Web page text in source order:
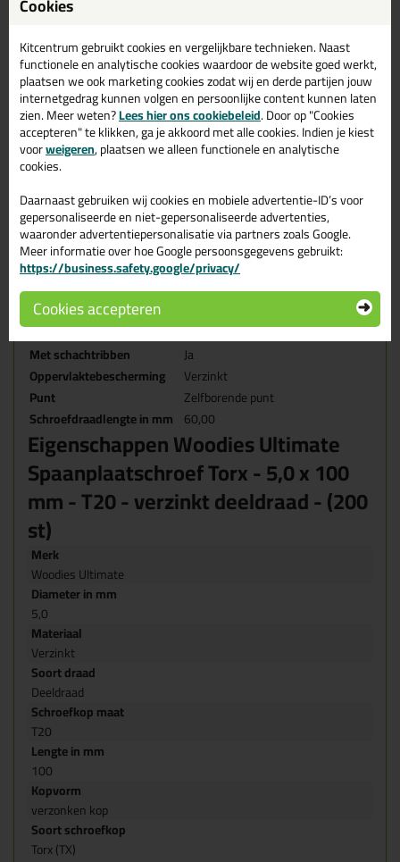
Diameter in mm:5.0
Lengte in mm:100
Inhoud (Wat krijg je opgestuurd)
200 stuks (doosje)
1x Gratis schroefbitje inbegrepen (T20)
Aandraaivoorziening
Tx-20
Draad
Deeldraad
EAN Code
8712061038848
Geleverd met bit
Ja
Kopvorm
Verzonken kop
Lengte in mm
100,00
Materiaal/kwaliteit
Met freesribben
Ja
Met schachtribben
Ja
Oppervlaktebescherming
Verzinkt
Punt
Zelfborende punt
Schroefdraadlengte in mm 60,00
Eigenschappen Woodies Ultimate
Spaanplaatschroef Torx - 5,0 x 100
mm - T20 - verzinkt deeldraad - (200
st)
Merk
Woodies Ultimate
Diameter in mm
5,0
Materiaal
Verzinkt
Soort draad
Deeldraad
Schroefkop maat
T20
Lengte in mm
100
Kopvorm
verzonken kop
Soort schroefkop
Torx (TX)
Kitcentrum gebruikt cookies en vergelijkbare technieken. Naast
functionele en analytische cookies waardoor de website goed werkt,
plaatsen we ook marketing cookies zodat wij en derde partijen jouw
internetgedrag kunnen volgen en persoonlijke content kunnen laten
zien. Meer weten?Lees hier ons cookiebeleid. Door op "Cookies
accepteren" te klikken, ga je akkoord met alle cookies. Indien je kiest
voorweigeren, plaatsen we alleen functionele en analytische
cookies.
Daarnaast gebruiken wij cookies en mobiele advertentie-ID’s voor
gepersonaliseerde en niet-gepersonaliseerde advertenties,
waaronder advertentiepersonalisatie via partners zoals Google.
Meer informatie over hoe Google persoonsgegevens gebruikt:
https://business.safety.google/privacy/
Cookies accepteren